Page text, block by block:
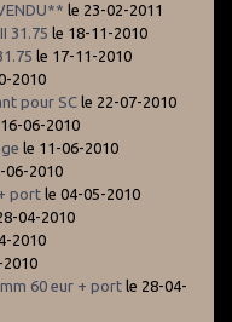
le 23-02-2011
31.75 le 18-11-2010
le 17-11-2010
2010
pour SC le 22-07-2010
16-06-2010
le 11-06-2010
06-2010
port le 04-05-2010
04-2010
2010
2010
60 eur + port le 28-04-